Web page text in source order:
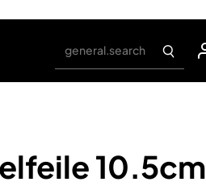
general.search
10.5cm